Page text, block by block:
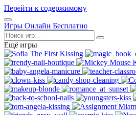
Перейти к содержимому
Открыть
меню
Игры Онлайн Бесплатно
Поиск
Ещё игры